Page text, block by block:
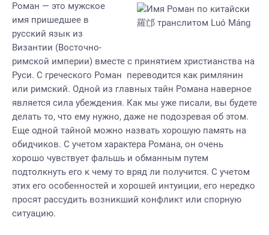
Роман — это мужское
имя пришедшее в
русский язык из
Византии (Восточно-
римской империи) вместе с принятием христианства на
Руси. С греческого Роман переводится как римлянин
или римский. Одной из главных тайн Романа наверное
является сила убеждения. Как мы уже писали, вы будете
делать то, что ему нужно, даже не подозревая об этом.
Еще одной тайной можно назвать хорошую память на
обидчиков. С учетом характера Романа, он очень
хорошо чувствует фальшь и обманным путем
подтолкнуть его к чему то вряд ли получится. С учетом
этих его особенностей и хорошей интуиции, его нередко
просят рассудить возникший конфликт или спорную
ситуацию.